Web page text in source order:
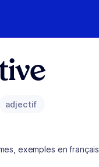
adjectif
exemples en français